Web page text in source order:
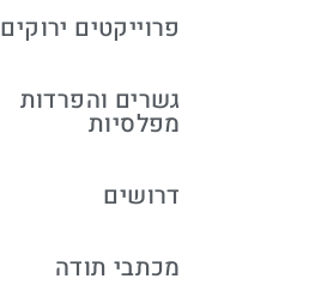
פרוייקטים ירוקים
גשרים והפרדות
מפלסיות
דרושים
מכתבי תודה